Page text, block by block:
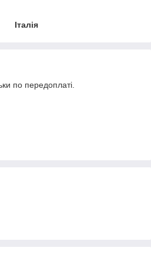
Італія
по передоплаті.